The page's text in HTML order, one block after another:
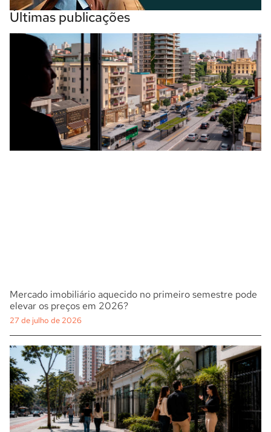
Últimas publicações
Mercado imobiliário aquecido no primeiro semestre pode
elevar os preços em 2026?
27 de julho de 2026